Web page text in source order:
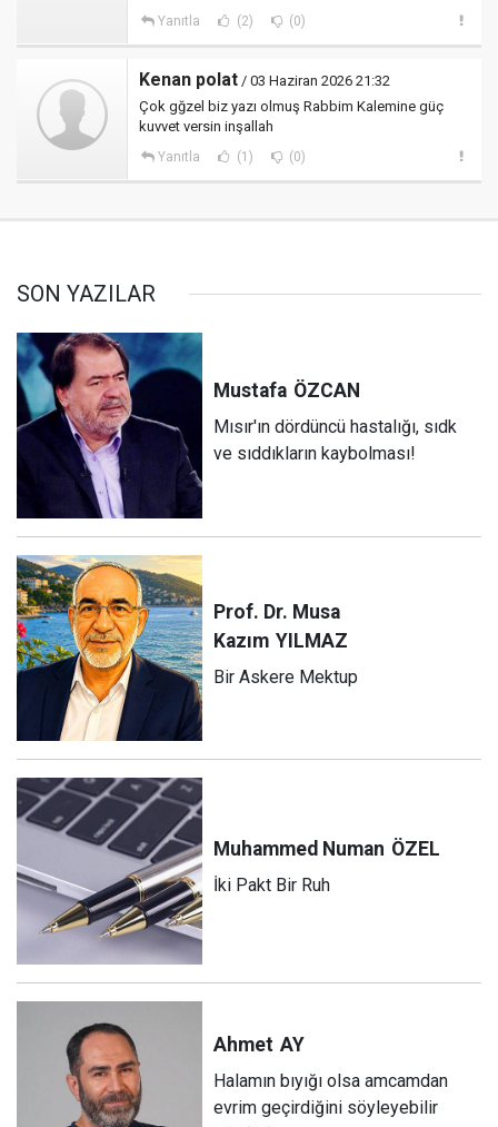
Yanıtla (2) (0)
Kenan polat / 03 Haziran 2026 21:32
Çok gğzel biz yazı olmuş Rabbim Kalemine güç
kuvvet versin inşallah
Yanıtla (1) (0)
SON YAZILAR
Mustafa ÖZCAN
Mısır'ın dördüncü hastalığı, sıdk
ve sıddıkların kaybolması!
Prof. Dr. Musa
Kazım YILMAZ
Bir Askere Mektup
Muhammed Numan ÖZEL
İki Pakt Bir Ruh
Ahmet AY
Halamın bıyığı olsa amcamdan
evrim geçirdiğini söyleyebilir